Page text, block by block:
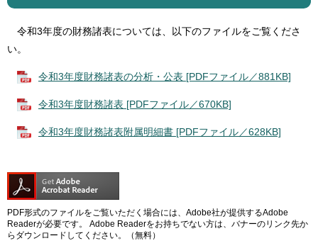
令和3年度の財務諸表については、以下のファイルをご覧くださ
い。
令和3年度財務諸表の分析・公表 [PDFファイル／881KB]
令和3年度財務諸表 [PDFファイル／670KB]
令和3年度財務諸表附属明細書 [PDFファイル／628KB]
PDF形式のファイルをご覧いただく場合には、Adobe社が提供するAdobe
Readerが必要です。
Adobe Readerをお持ちでない方は、バナーのリンク先か
らダウンロードしてください。（無料）